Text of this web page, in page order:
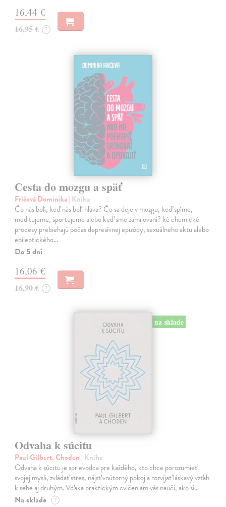
16,44 €
16,95 € ?
Cesta do mozgu a späť
Fričová Dominika| Kniha
Čo nás bolí, keď nás bolí hlava? Čo sa deje v mozgu, keď spíme,
meditujeme, športujeme alebo keď sme zamilovaní? ké chemické
procesy prebiehajú počas depresívnej epizódy, sexuálneho aktu alebo
epileptického…
Do 5 dní
16,06 €
16,90 € ?
na sklade
Odvaha k súcitu
Paul Gilbert, Choden | Kniha
Odvaha k súcitu je sprievodca pre každého, kto chce porozumieť
svojej mysli, zvládať stres, nájsť vnútorný pokoj a rozvíjať láskavý vzťah
k sebe aj druhým. Vďaka praktickým cvičeniam vás naučí, ako si…
Na sklade ?